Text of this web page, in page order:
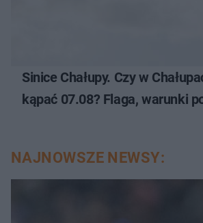
Sinice Chałupy. Czy w
kąpać 07.08? Flaga, warunki
NAJNOWSZE NEWSY: